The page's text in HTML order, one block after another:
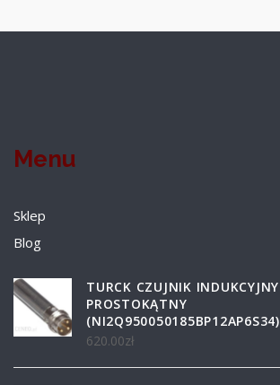
Menu
Sklep
Blog
TURCK CZUJNIK INDUKCYJNY
PROSTOKĄTNY
(NI2Q950050185BP12AP6S34)
620.00zł